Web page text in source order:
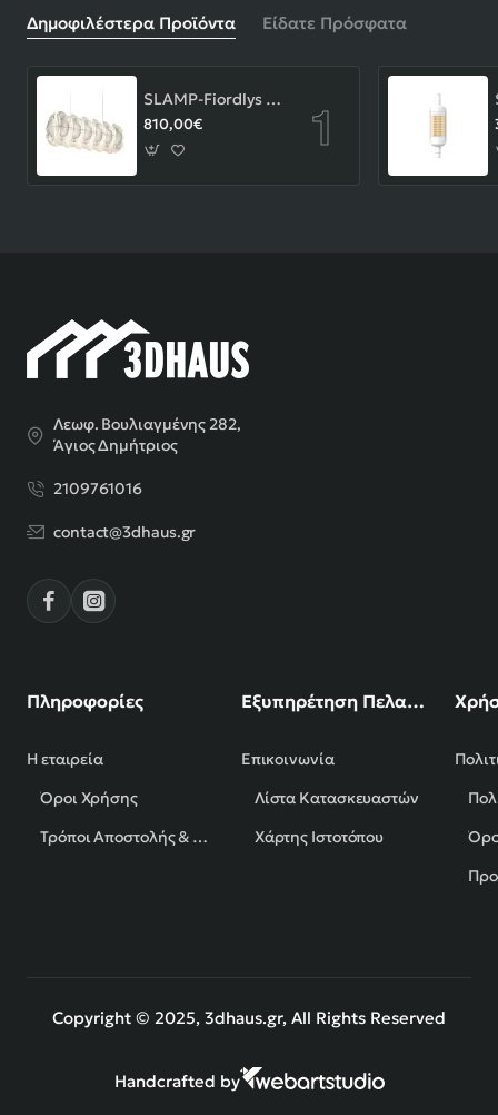
Δημοφιλέστερα Προϊόντα Είδατε Πρόσφατα
SLAMP-Fiordlys Linear Φωτιστικό Κρεμαστό 90x26x33cm White ΚΩΔ.-FRDSXXLWHT01T00LINEU
810,00€
Λεωφ. Βουλιαγμένης 282,
Άγιος Δημήτριος
2109761016
contact@3dhaus.gr
Πληροφορίες
Η εταιρεία
Όροι Χρήσης
Τρόποι Αποστολής & Πληρωμής
Εξυπηρέτηση Πελατών
Επικοινωνία
Λίστα Κατασκευαστών
Χάρτης Ιστοτόπου
Copyright © 2025, 3dhaus.gr, All Rights Reserved
Handcrafted by